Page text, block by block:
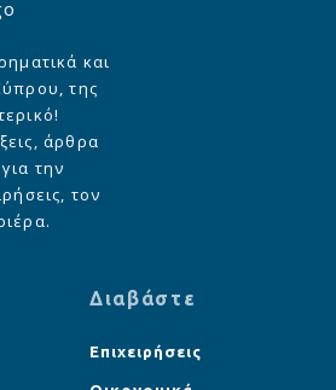
και
της
άρθρα
την
τον
Διαβάστε
Επιχειρήσεις